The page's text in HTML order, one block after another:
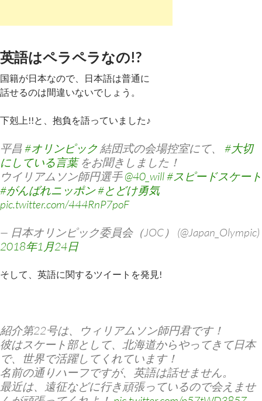
英語はペラペラなの!?
国籍が日本なので、日本語は普通に
話せるのは間違いないでしょう。
下剋上!!と、抱負を語っていました♪
平昌#オリンピック 結団式の会場控室にて、 #大切
にしている言葉をお聞きしました！
ウイリアムソン師円選手@40_will#スピードスケート
#がんばれニッポン#とどけ勇気
pic.twitter.com/444RnP7poF
— 日本オリンピック委員会（JOC） (@Japan_Olympic)
2018年1月24日
そして、英語に関するツイートを発見!
紹介第22号は、ウィリアムソン師円君です！
彼はスケート部として、北海道からやってきて日本
で、世界で活躍してくれています！
名前の通りハーフですが、英語は話せません。
最近は、遠征などに行き頑張っているので会えませ